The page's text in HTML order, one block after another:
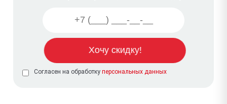
Согласен на обработку персональных данных